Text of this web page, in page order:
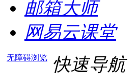
邮箱大师
网易云课堂
无障碍浏览 快速导航